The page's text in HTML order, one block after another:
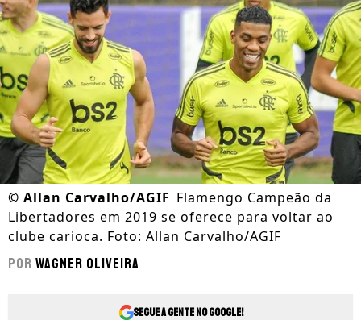
© Allan Carvalho/AGIF Flamengo Campeão da
Libertadores em 2019 se oferece para voltar ao
clube carioca. Foto: Allan Carvalho/AGIF
Por Wagner Oliveira
Segue a gente no Google!